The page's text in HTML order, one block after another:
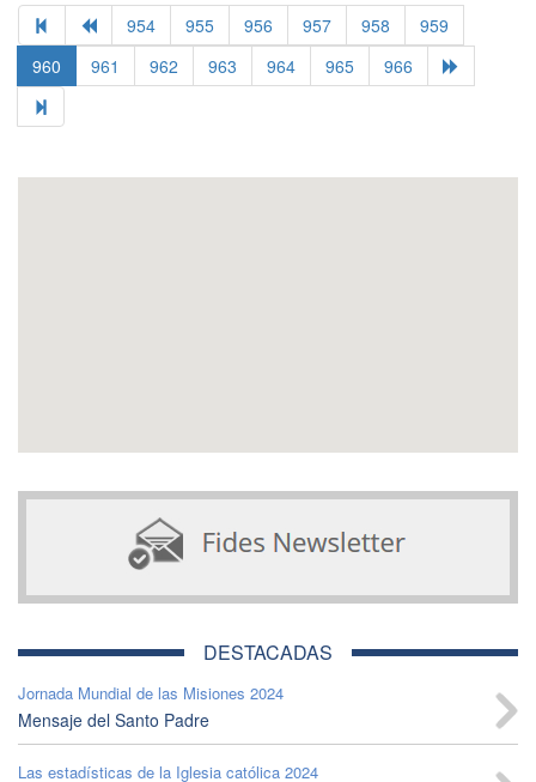
954 955 956 957 958
959
960
961 962 963 964 965 966
DESTACADAS
Jornada Mundial de las Misiones 2024
Mensaje del Santo Padre
Las estadísticas de la Iglesia católica 2024